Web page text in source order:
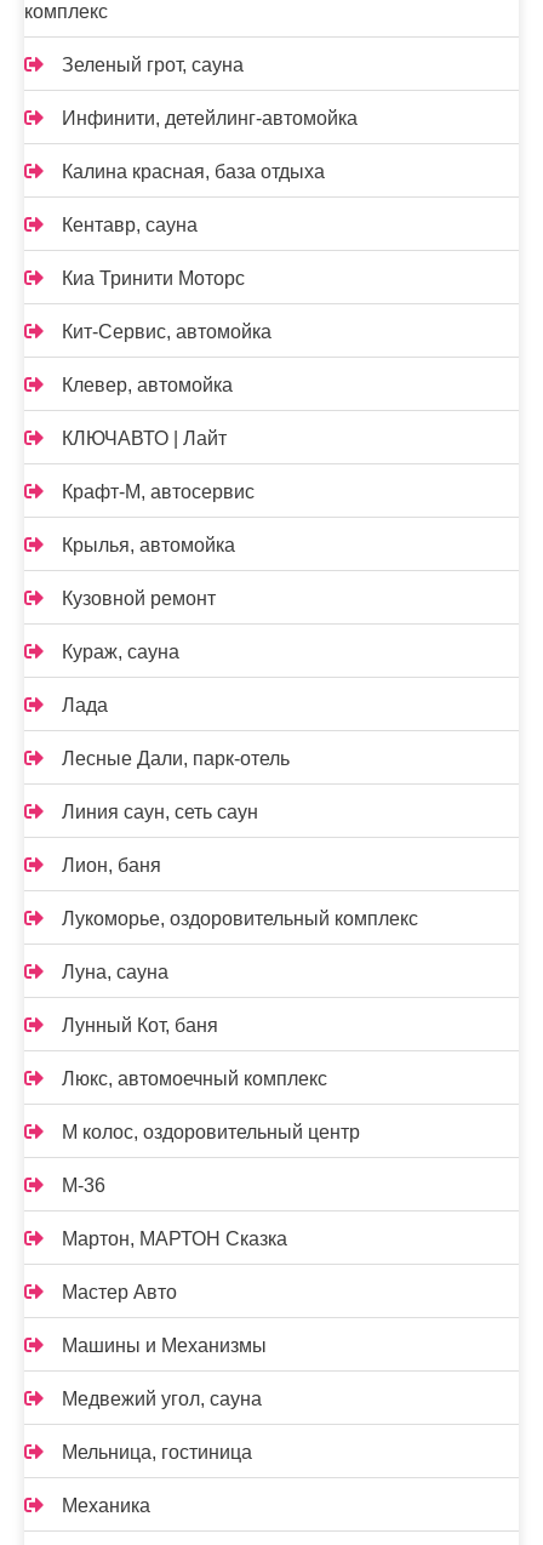
комплекс
Зеленый грот, сауна
Инфинити, детейлинг-автомойка
Калина красная, база отдыха
Кентавр, сауна
Киа Тринити Моторс
Кит-Сервис, автомойка
Клевер, автомойка
КЛЮЧАВТО | Лайт
Крафт-М, автосервис
Крылья, автомойка
Кузовной ремонт
Кураж, сауна
Лада
Лесные Дали, парк-отель
Линия саун, сеть саун
Лион, баня
Лукоморье, оздоровительный комплекс
Луна, сауна
Лунный Кот, баня
Люкс, автомоечный комплекс
М колос, оздоровительный центр
М-36
Мартон, МАРТОН Сказка
Мастер Авто
Машины и Механизмы
Медвежий угол, сауна
Мельница, гостиница
Механика